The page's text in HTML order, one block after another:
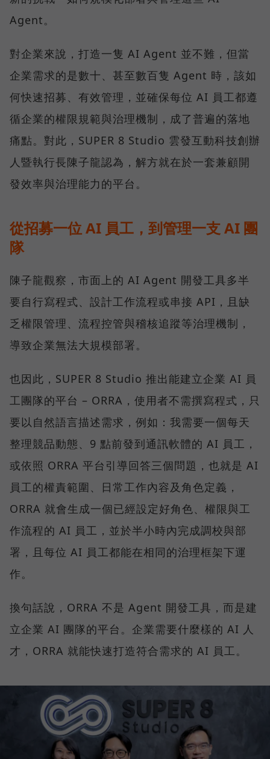
Agent。
對企業來說，打造一隻 AI Agent 並不難，但當
企業需求的是數十、甚至數百隻 Agent 時，該如
何快速招募、有效管理，並確保每位 AI 員工都遵
循企業的權限規範與治理機制，成了普遍的落地
痛點。對此，SUPER 8 Studio 雲發互動科技創辦
人暨執行長陳子龍認為，解方就在於一套兼顧開
發效率與治理能力的平台。
從招募一位 AI 員工，到管理一支 AI 團
隊
陳子龍觀察，市面上的 AI Agent 開發工具多半
要自行寫程式、設計工作流程或串接 API，且缺
乏權限管理、流程控管與稽核追蹤等治理機制，
導致企業無法大規模部署。
也因此，SUPER 8 Studio 推出能建立企業 AI 員
工團隊的平台 – ORRA，使用者不需撰寫程式，只
要以自然語言描述需求，例如：我需要一個每天
整理競品動態、9 點前發到通訊軟體的 AI 員工，
或依照 ORRA 平台引導回答三個問題，也就是 AI
員工的權責範圍、日常工作內容及角色定義，
ORRA 就會生成一個已經設定好角色、權限與工
作流程的 AI 員工，並於半小時內完成調校與部
署，且每位 AI 員工都能在相同的治理框架下運
作。
換句話說，ORRA 不是 Agent 開發工具，而是建
立企業 AI 團隊的平台。企業需要什麼樣的 AI 人
才，ORRA 就能快速打造符合需求的 AI 員工。